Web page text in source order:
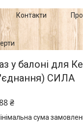
Контакти
у балоні для
СИЛА
₴
сума